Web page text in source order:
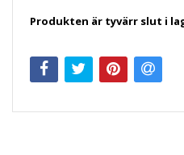
Produkten är tyvärr slut i